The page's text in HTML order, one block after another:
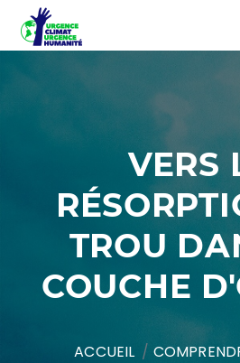
VERS
TROU
COUCHE
ACCUEIL